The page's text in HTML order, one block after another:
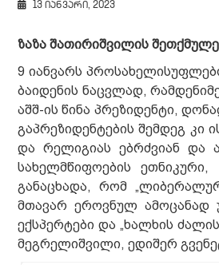
13 იანვარი, 2023
ზაზა შათირიშვილის
9 იანვარს
ბაიდენის ნაცვლად,
აშშ-ის წინა პრეზიდენტი,
გაპრეზიდენტების შემდეგ კი
და რელიგიას ებრძვიან და
სახელმწიფოების
განაცხადა, რომ
მთავარ ეროვნულ ამოცანად
ექსპერტები და „ხალხის
მეგრელიშვილი, ედიშერ